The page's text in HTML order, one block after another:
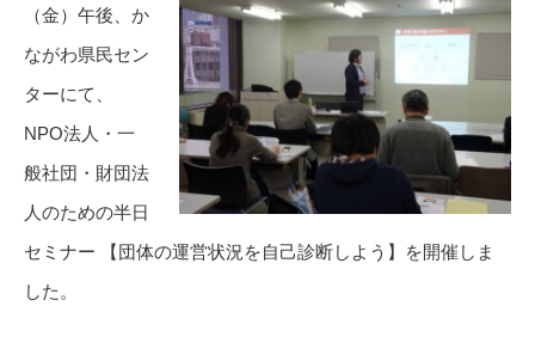
（金）午後、か
ながわ県民セン
ターにて、
NPO法人・一
般社団・財団法
人のための半日
セミナー 【団体の運営状況を自己診断しよう】を開催しま
した。